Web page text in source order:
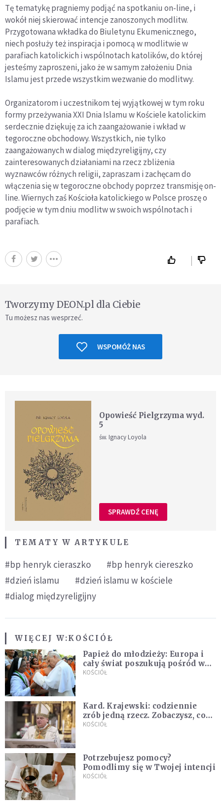
Tę tematykę pragniemy podjąć na spotkaniu on-line, i
wokół niej skierować intencje zanoszonych modlitw.
Przygotowana wkładka do Biuletynu Ekumenicznego,
niech posłuży też inspiracja i pomocą w modlitwie w
parafiach katolickich i wspólnotach katolików, do której
jesteśmy zaproszeni, jako że w samym założeniu Dnia
Islamu jest przede wszystkim wezwanie do modlitwy.
Organizatorom i uczestnikom tej wyjątkowej w tym roku
formy przeżywania XXI Dnia Islamu w Kościele katolickim
serdecznie dziękuję za ich zaangażowanie i wkład w
tegoroczne obchodowy. Wszystkich, nie tylko
zaangażowanych w dialog międzyreligijny, czy
zainteresowanych działaniami na rzecz zbliżenia
wyznawców różnych religii, zapraszam i zachęcam do
włączenia się w tegoroczne obchody poprzez transmisję on-
line. Wiernych zaś Kościoła katolickiego w Polsce proszę o
podjęcie w tym dniu modlitw w swoich wspólnotach i
parafiach.
Tworzymy DEON.pl dla Ciebie
Tu możesz nas wesprzeć.
WSPOMÓŻ NAS
Opowieść Pielgrzyma wyd.
5
św. Ignacy Loyola
SPRAWDŹ CENĘ
TEMATY W ARTYKULE
#bp henryk cieraszko
#bp henryk ciereszko
#dzień islamu
#dzień islamu w kościele
#dialog międzyreligijny
WIĘCEJ W:KOŚCIÓŁ
Papież do młodzieży: Europa i
cały świat poszukują pośród was
nowych świętych
KOŚCIÓŁ
Kard. Krajewski: codziennie
zrób jedną rzecz. Zobaczysz, co
stanie się z twoim życiem
KOŚCIÓŁ
Potrzebujesz pomocy?
Pomodlimy się w Twojej intencji
KOŚCIÓŁ